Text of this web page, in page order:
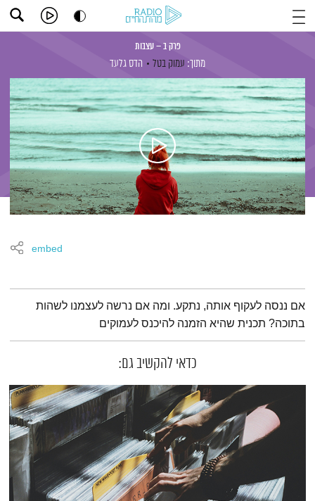
פרק ב – עצבות
מתוך: עמוק בטל הדס גלעד
embed
תמצית הפודקאסט
אם ננסה לעקוף אותה, נתקע. ומה אם נרשה לעצמנו לשהות
בתוכה? תכנית שהיא הזמנה להיכנס לעמוקים
כדאי להקשיב גם: